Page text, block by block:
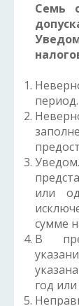
Семь
период.
или
сумме
В
год